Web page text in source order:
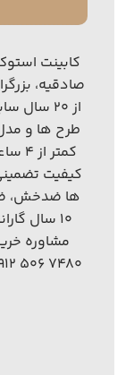
کابینت
صادقیه،
از ۲۰
طرح ها و
کیفیت
ها ضدخش،
۱۰ سال
مشاوره